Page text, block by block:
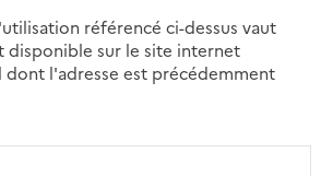
référencé ci-dessus vaut
disponible sur le site internet
l'adresse est précédemment